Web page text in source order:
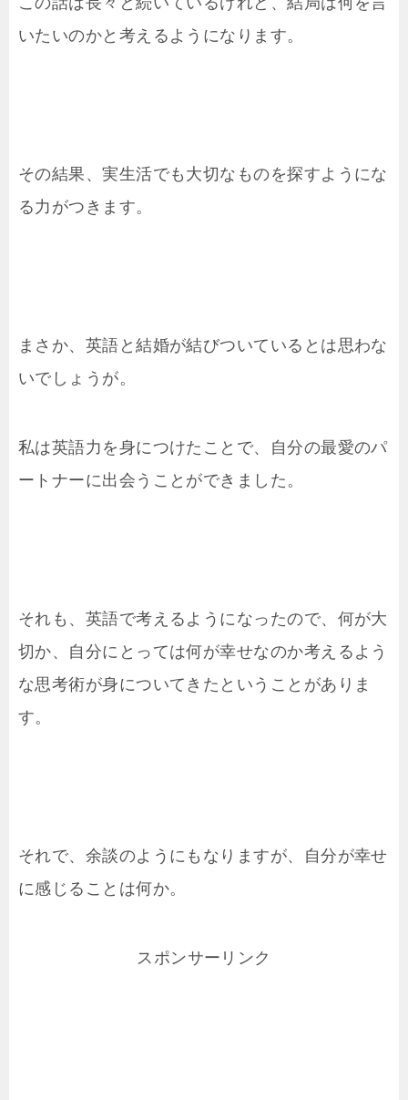
いたいのかと考えるようになります。
その結果、実生活でも大切なものを探すようにな
る力がつきます。
まさか、英語と結婚が結びついているとは思わな
いでしょうが。
私は英語力を身につけたことで、自分の最愛のパ
ートナーに出会うことができました。
それも、英語で考えるようになったので、何が大
切か、自分にとっては何が幸せなのか考えるよう
な思考術が身についてきたということがありま
す。
それで、余談のようにもなりますが、自分が幸せ
に感じることは何か。
スポンサーリンク